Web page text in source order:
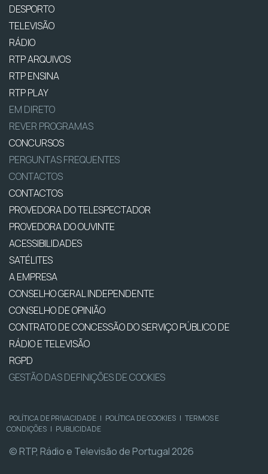
DESPORTO
TELEVISÃO
RÁDIO
RTP ARQUIVOS
RTP ENSINA
RTP PLAY
EM DIRETO
REVER PROGRAMAS
CONCURSOS
PERGUNTAS FREQUENTES
CONTACTOS
CONTACTOS
PROVEDORA DO TELESPECTADOR
PROVEDORA DO OUVINTE
ACESSIBILIDADES
SATÉLITES
A EMPRESA
CONSELHO GERAL INDEPENDENTE
CONSELHO DE OPINIÃO
CONTRATO DE CONCESSÃO DO SERVIÇO PÚBLICO DE
RÁDIO E TELEVISÃO
RGPD
GESTÃO DAS DEFINIÇÕES DE COOKIES
POLÍTICA DE PRIVACIDADE | POLÍTICA DE COOKIES | TERMOS E
CONDIÇÕES | PUBLICIDADE
© RTP, Rádio e Televisão de Portugal 2026